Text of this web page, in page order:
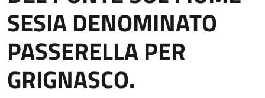
SESIA DENOMINATO
PASSERELLA PER
GRIGNASCO.